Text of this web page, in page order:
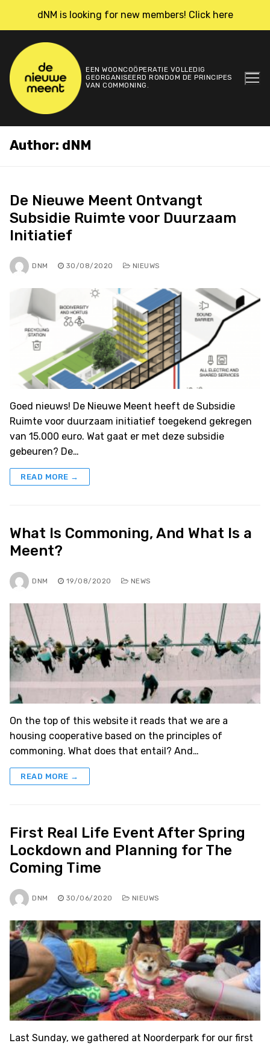
dNM is looking for new members! Click here
EEN WOONCOÖPERATIE VOLLEDIG
GEORGANISEERD RONDOM DE PRINCIPES
VAN COMMONING.
Author: dNM
De Nieuwe Meent Ontvangt
Subsidie Ruimte voor Duurzaam
Initiatief
DNM 30/08/2020 NIEUWS
Goed nieuws! De Nieuwe Meent heeft de Subsidie
Ruimte voor duurzaam initiatief toegekend gekregen
van 15.000 euro. Wat gaat er met deze subsidie
gebeuren? De…
READ MORE →
What Is Commoning, And What Is a
Meent?
DNM 19/08/2020 NEWS
On the top of this website it reads that we are a
housing cooperative based on the principles of
commoning. What does that entail? And…
READ MORE →
First Real Life Event After Spring
Lockdown and Planning for The
Coming Time
DNM 30/06/2020 NIEUWS
Last Sunday, we gathered at Noorderpark for our first